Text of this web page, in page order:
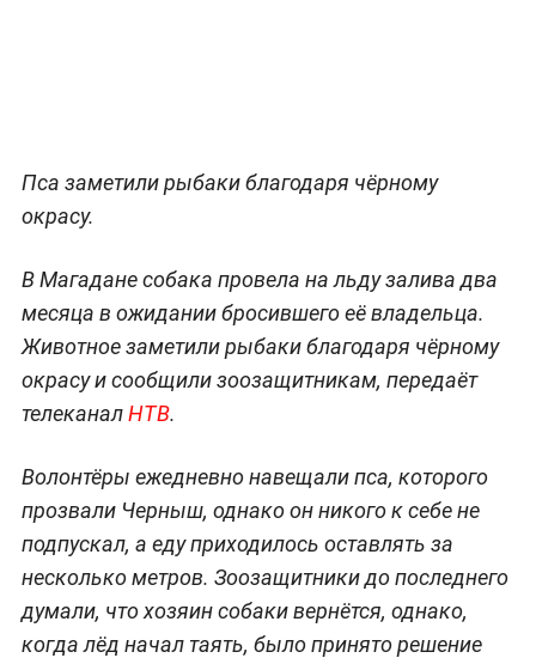
Пса заметили рыбаки благодаря чёрному
окрасу.
В Магадане собака провела на льду залива два
месяца в ожидании бросившего её владельца.
Животное заметили рыбаки благодаря чёрному
окрасу и сообщили зоозащитникам, передаёт
телеканалНТВ.
Волонтёры ежедневно навещали пса, которого
прозвали Черныш, однако он никого к себе не
подпускал, а еду приходилось оставлять за
несколько метров. Зоозащитники до последнего
думали, что хозяин собаки вернётся, однако,
когда лёд начал таять, было принято решение